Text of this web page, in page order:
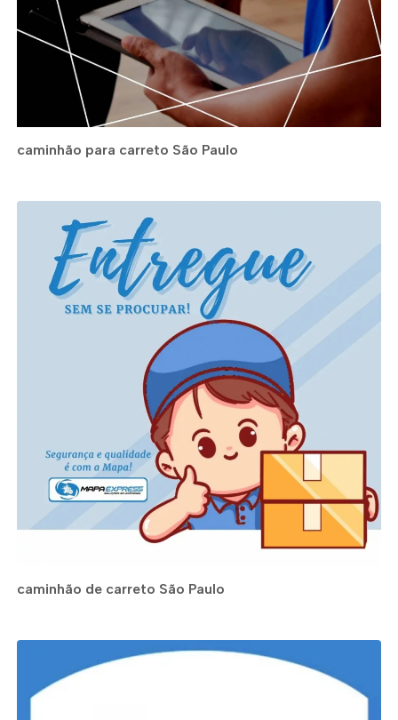
caminhão para carreto São Paulo
caminhão de carreto São Paulo